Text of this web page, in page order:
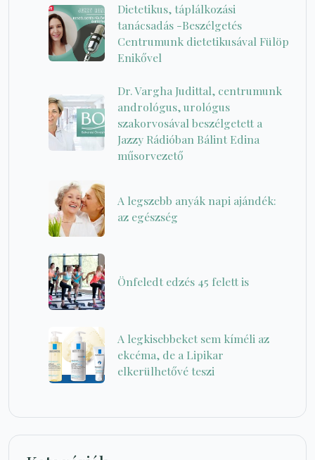
Dietetikus, táplálkozási
tanácsadás -Beszélgetés
Centrumunk dietetikusával Fülöp
Enikővel
Dr. Vargha Judittal, centrumunk
andrológus, urológus
szakorvosával beszélgetett a
Jazzy Rádióban Bálint Edina
műsorvezető
A legszebb anyák napi ajándék:
az egészség
Önfeledt edzés 45 felett is
A legkisebbeket sem kíméli az
ekcéma, de a Lipikar
elkerülhetővé teszi